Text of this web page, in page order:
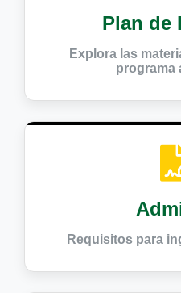
Plan de
Explora las
programa
Requisitos para